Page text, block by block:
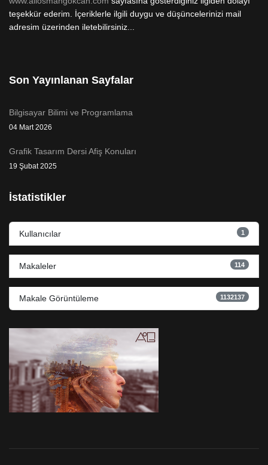
teşekkür ederim. İçeriklerle ilgili duygu ve düşüncelerinizi mail
adresim üzerinden iletebilirsiniz...
Son Yayınlanan Sayfalar
Bilgisayar Bilimi ve Programlama
04 Mart 2026
Grafik Tasarım Dersi Afiş Konuları
19 Şubat 2025
İstatistikler
Kullanıcılar 1
Makaleler 114
Makale Görüntüleme 1132137